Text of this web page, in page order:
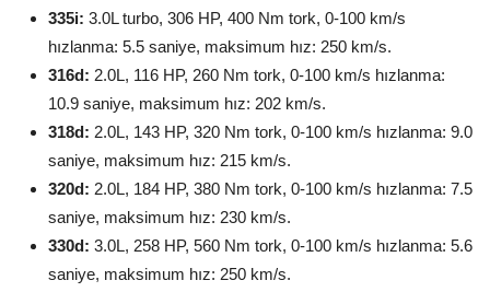
335i: 3.0L turbo, 306 HP, 400 Nm tork, 0-100 km/s
hızlanma: 5.5 saniye, maksimum hız: 250 km/s.
316d: 2.0L, 116 HP, 260 Nm tork, 0-100 km/s hızlanma:
10.9 saniye, maksimum hız: 202 km/s.
318d: 2.0L, 143 HP, 320 Nm tork, 0-100 km/s hızlanma: 9.0
saniye, maksimum hız: 215 km/s.
320d: 2.0L, 184 HP, 380 Nm tork, 0-100 km/s hızlanma: 7.5
saniye, maksimum hız: 230 km/s.
330d: 3.0L, 258 HP, 560 Nm tork, 0-100 km/s hızlanma: 5.6
saniye, maksimum hız: 250 km/s.